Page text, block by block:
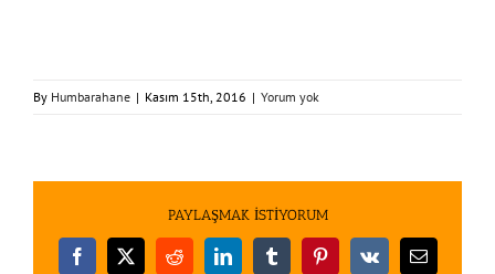
By Humbarahane | Kasım 15th, 2016 | Yorum yok
PAYLAŞMAK İSTİYORUM
Facebook
X RedditLinkedInTumblrPinterest
Vk
E-